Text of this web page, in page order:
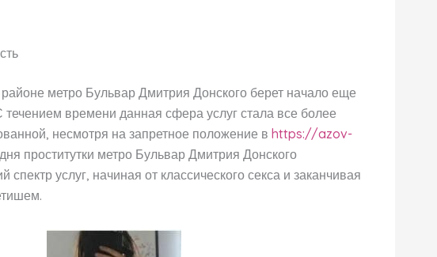
районе метро Бульвар Дмитрия Донского берет начало еще
течением времени данная сфера услуг стала все более
несмотря на запретное положение в https://azov-
проститутки метро Бульвар Дмитрия Донского
услуг, начиная от классического секса и заканчивая